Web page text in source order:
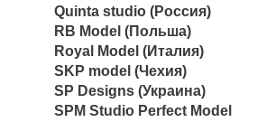
Quinta studio (Россия)
RB Model (Польша)
Royal Model (Италия)
SKP model (Чехия)
SP Designs (Украина)
SPM Studio Perfect Model